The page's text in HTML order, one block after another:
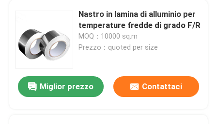
Nastro in lamina di alluminio per
temperature fredde di grado F/R
MOQ：10000 sq.m
Prezzo：quoted per size
Miglior prezzo Contattaci